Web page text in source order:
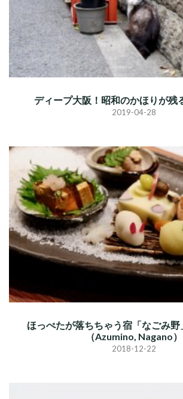
ディープ大阪！昭和のかほりが残
2019-04-28
ほっぺたが落ちちゃう宿「なごみ
（Azumino, Nagano）
2018-12-22